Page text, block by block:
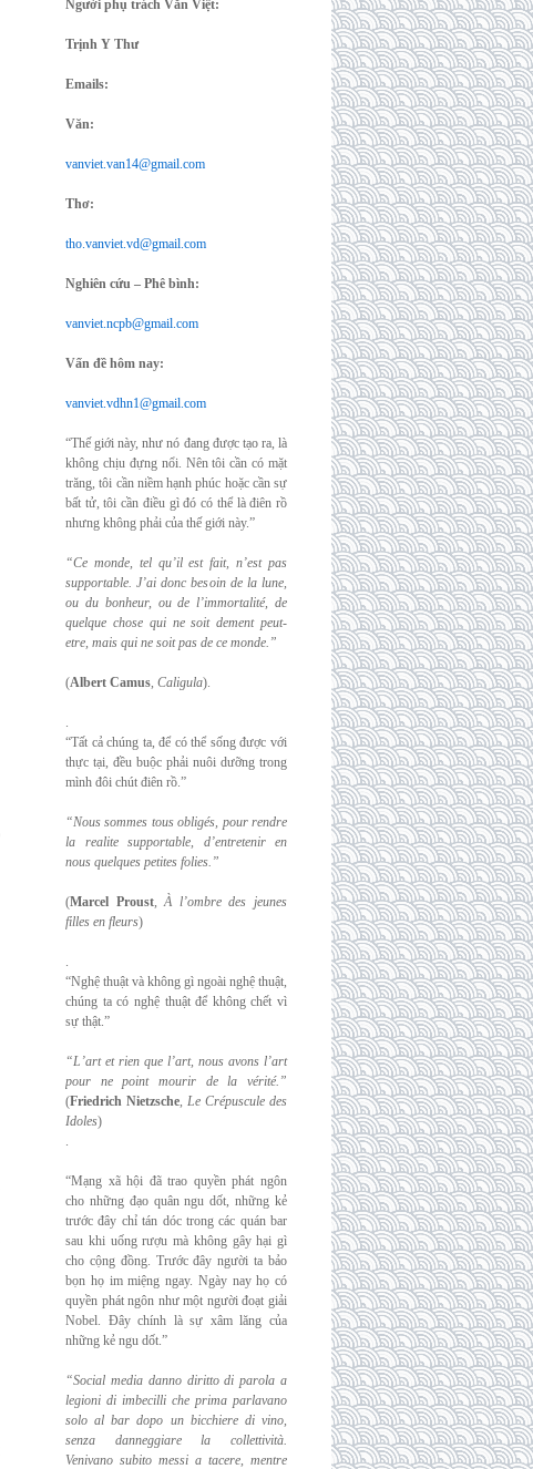
Người phụ trách Văn Việt:
Trịnh Y Thư
Emails:
Văn:
vanviet.van14@gmail.com
Thơ:
tho.vanviet.vd@gmail.com
Nghiên cứu – Phê bình:
vanviet.ncpb@gmail.com
Vấn đề hôm nay:
vanviet.vdhn1@gmail.com
“Thế giới này, như nó đang được tạo ra, là
không chịu đựng nổi. Nên tôi cần có mặt
trăng, tôi cần niềm hạnh phúc hoặc cần sự
bất tử, tôi cần điều gì đó có thể là điên rồ
nhưng không phải của thế giới này.”
“Ce monde, tel qu’il est fait, n’est pas
supportable. J’ai donc besoin de la lune,
ou du bonheur, ou de l’immortalité, de
quelque chose qui ne soit dement peut-
etre, mais qui ne soit pas de ce monde.”
(Albert Camus, Caligula).
.
“Tất cả chúng ta, để có thể sống được với
thực tại, đều buộc phải nuôi dưỡng trong
mình đôi chút điên rồ.”
“Nous sommes tous obligés, pour rendre
la realite supportable, d’entretenir en
nous quelques petites folies.”
(Marcel Proust,À l’ombre des jeunes
filles en fleurs)
.
“Nghệ thuật và không gì ngoài nghệ thuật,
chúng ta có nghệ thuật để không chết vì
sự thật.”
“L’art et rien que l’art, nous avons l’art
pour ne point mourir de la vérité.”
(Friedrich Nietzsche, Le Crépuscule des
Idoles)
.
“Mạng xã hội đã trao quyền phát ngôn
cho những đạo quân ngu dốt, những kẻ
trước đây chỉ tán dóc trong các quán bar
sau khi uống rượu mà không gây hại gì
cho cộng đồng. Trước đây người ta bảo
bọn họ im miệng ngay. Ngày nay họ có
quyền phát ngôn như một người đoạt giải
Nobel. Đây chính là sự xâm lăng của
những kẻ ngu dốt.”
“Social media danno diritto di parola a
legioni di imbecilli che prima parlavano
solo albar dopo un bicchiere di vino,
senza danneggiare la collettività.
Venivano subito messi a tacere, mentre